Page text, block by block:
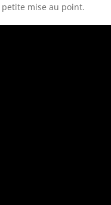
petite mise au point.